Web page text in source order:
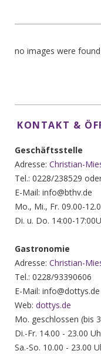
no images were found
KONTAKT &
Geschäftsstelle
Adresse: Christian-
Tel.: 0228/238529
E-Mail: info@bthv.de
Mo., Mi., Fr. 09.00-
Di. u. Do. 14:00-
Gastronomie
Adresse: Christian-
Tel.: 0228/93390606
E-Mail: info@dottys.de
Web: dottys.de
Mo. geschlossen (bis
Di.-Fr. 14.00 - 23.00
Sa.-So. 10.00 - 23.00